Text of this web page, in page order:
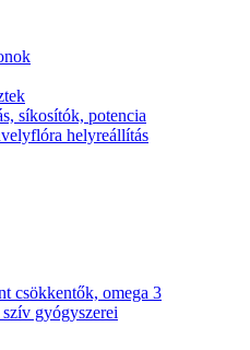
síkosítók, potencia
helyreállítás
csökkentők, omega 3
gyógyszerei